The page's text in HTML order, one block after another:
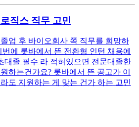
직스 직무 고민
업 후 바이오회사 쪽 직무를 희망하
에 롯바에서 뜬 전환형 인턴 채용에
대졸 필수 라 적혀있으면 전문대졸한
하는건가요? 롯바에서 뜬 공고가 이
도 지원하는 게 맞는 건가 하는 고민